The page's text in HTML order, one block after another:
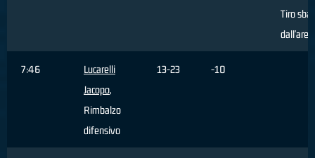
Tiro
dall'area
7:46
Lucarelli
Jacopo,
Rimbalzo
difensivo
13-23 -10